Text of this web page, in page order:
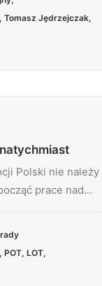
, Tomasz Jędrzejczak,
Polski nie należy
prace nad…
, POT, LOT,